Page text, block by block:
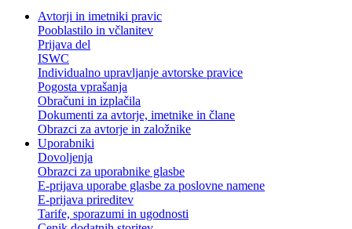
Avtorji in imetniki pravic
Pooblastilo in včlanitev
Prijava del
ISWC
Individualno upravljanje avtorske pravice
Pogosta vprašanja
Obračuni in izplačila
Dokumenti za avtorje, imetnike in člane
Obrazci za avtorje in založnike
Uporabniki
Dovoljenja
Obrazci za uporabnike glasbe
E-prijava uporabe glasbe za poslovne namene
E-prijava prireditev
Tarife, sporazumi in ugodnosti